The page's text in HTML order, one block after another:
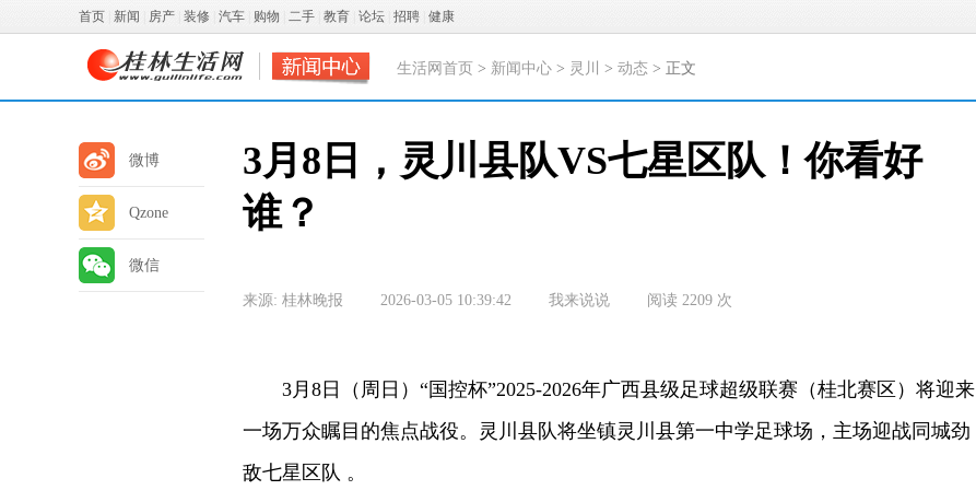
首页 新闻 房产 装修 汽车 购物 二手 教育 论坛 招聘 健康
生活网首页 > 新闻中心 > 灵川 > 动态 > 正文
微博
Qzone
微信
3月8日，灵川县队VS七星区队！你看好
谁？
来源: 桂林晚报 2026-03-05 10:39:42 我来说说 阅读 2209 次
3月8日（周日）“国控杯”2025-2026年广西县级足球超级联赛（桂北赛区）将迎来
一场万众瞩目的焦点战役。灵川县队将坐镇灵川县第一中学足球场，主场迎战同城劲
敌七星区队 。